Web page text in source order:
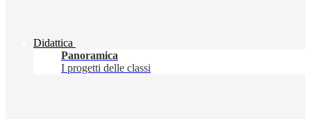
Didattica
Panoramica
I progetti delle classi